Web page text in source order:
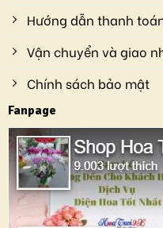
Hướng dẫn thanh
Vận chuyển và giao
Chính sách bảo mật
Fanpage